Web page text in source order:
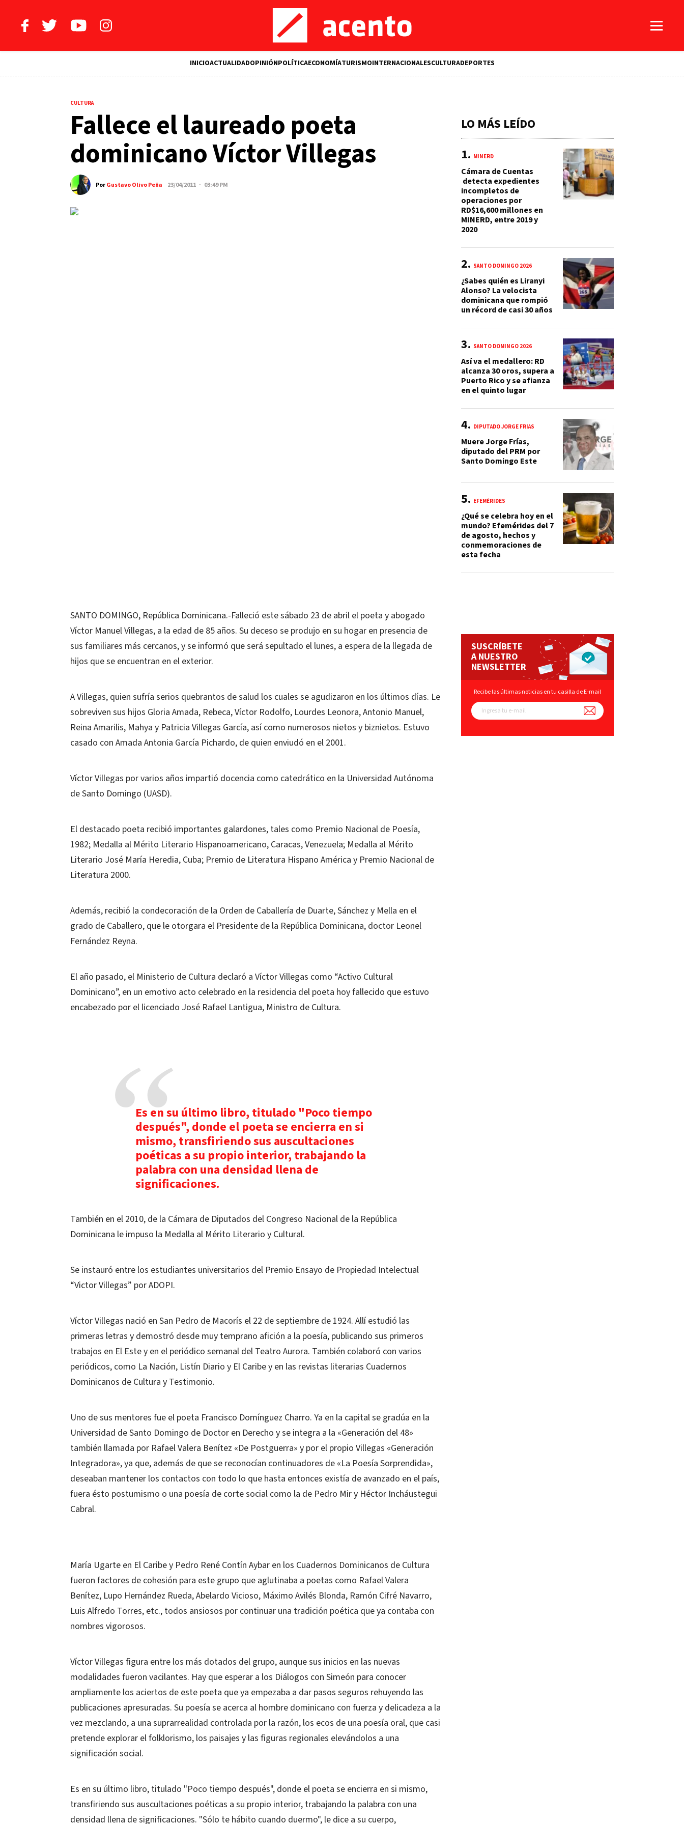
INICIOACTUALIDADOPINIÓNPOLÍTICAECONOMÍATURISMOINTERNACIONALESCULTURADEPORTES
CULTURA
Fallece el laureado poeta
dominicano Víctor Villegas
PorGustavo Olivo Peña 23/04/2011 · 03:49 PM
SANTO DOMINGO, República Dominicana.-Falleció este sábado 23 de abril el poeta y abogado
Víctor Manuel Villegas, a la edad de 85 años. Su deceso se produjo en su hogar en presencia de
sus familiares más cercanos, y se informó que será sepultado el lunes, a espera de la llegada de
hijos que se encuentran en el exterior.
A Villegas, quien sufría serios quebrantos de salud los cuales se agudizaron en los últimos días. Le
sobreviven sus hijos Gloria Amada, Rebeca, Víctor Rodolfo, Lourdes Leonora, Antonio Manuel,
Reina Amarilis, Mahya y Patricia Villegas García, así como numerosos nietos y biznietos. Estuvo
casado con Amada Antonia García Pichardo, de quien enviudó en el 2001.
Víctor Villegas por varios años impartió docencia como catedrático en la Universidad Autónoma
de Santo Domingo (UASD).
El destacado poeta recibió importantes galardones, tales como Premio Nacional de Poesía,
1982; Medalla al Mérito Literario Hispanoamericano, Caracas, Venezuela; Medalla al Mérito
Literario José María Heredia, Cuba; Premio de Literatura Hispano América y Premio Nacional de
Literatura 2000.
Además, recibió la condecoración de la Orden de Caballería de Duarte, Sánchez y Mella en el
grado de Caballero, que le otorgara el Presidente de la República Dominicana, doctor Leonel
Fernández Reyna.
El año pasado, el Ministerio de Cultura declaró a Víctor Villegas como “Activo Cultural
Dominicano”, en un emotivo acto celebrado en la residencia del poeta hoy fallecido que estuvo
encabezado por el licenciado José Rafael Lantigua, Ministro de Cultura.
Es en su último libro, titulado "Poco tiempo
después", donde el poeta se encierra en si
mismo, transfiriendo sus auscultaciones
poéticas a su propio interior, trabajando la
palabra con una densidad llena de
significaciones.
También en el 2010, de la Cámara de Diputados del Congreso Nacional de la República
Dominicana le impuso la Medalla al Mérito Literario y Cultural.
Se instauró entre los estudiantes universitarios del Premio Ensayo de Propiedad Intelectual
“Victor Villegas” por ADOPI.
Víctor Villegas nació en San Pedro de Macorís el 22 de septiembre de 1924. Allí estudió las
primeras letras y demostró desde muy temprano afición a la poesía, publicando sus primeros
trabajos en El Este y en el periódico semanal del Teatro Aurora. También colaboró con varios
periódicos, como La Nación, Listín Diario y El Caribe y en las revistas literarias Cuadernos
Dominicanos de Cultura y Testimonio.
Uno de sus mentores fue el poeta Francisco Domínguez Charro. Ya en la capital se gradúa en la
Universidad de Santo Domingo de Doctor en Derecho y se integra a la «Generación del 48»
también llamada por Rafael Valera Benítez «De Postguerra» y por el propio Villegas «Generación
Integradora», ya que, además de que se reconocían continuadores de «La Poesía Sorprendida»,
deseaban mantener los contactos con todo lo que hasta entonces existía de avanzado en el país,
fuera ésto postumismo o una poesía de corte social como la de Pedro Mir y Héctor Incháustegui
Cabral.
María Ugarte en El Caribe y Pedro René Contín Aybar en los Cuadernos Dominicanos de Cultura
fueron factores de cohesión para este grupo que aglutinaba a poetas como Rafael Valera
Benítez, Lupo Hernández Rueda, Abelardo Vicioso, Máximo Avilés Blonda, Ramón Cifré Navarro,
Luis Alfredo Torres, etc., todos ansiosos por continuar una tradición poética que ya contaba con
nombres vigorosos.
Víctor Villegas figura entre los más dotados del grupo, aunque sus inicios en las nuevas
modalidades fueron vacilantes. Hay que esperar a los Diálogos con Simeón para conocer
ampliamente los aciertos de este poeta que ya empezaba a dar pasos seguros rehuyendo las
publicaciones apresuradas. Su poesía se acerca al hombre dominicano con fuerza y delicadeza a la
vez mezclando, a una suprarrealidad controlada por la razón, los ecos de una poesía oral, que casi
pretende explorar el folklorismo, los paisajes y las figuras regionales elevándolos a una
significación social.
Es en su último libro, titulado "Poco tiempo después", donde el poeta se encierra en si mismo,
transfiriendo sus auscultaciones poéticas a su propio interior, trabajando la palabra con una
densidad llena de significaciones. "Sólo te hábito cuando duermo", le dice a su cuerpo,
LO MÁS LEÍDO
MINERD
Cámara de Cuentas
detecta expedientes
incompletos de
operaciones por
RD$16,600 millones en
MINERD, entre 2019 y
2020
SANTO DOMINGO 2026
¿Sabes quién es Liranyi
Alonso? La velocista
dominicana que rompió
un récord de casi 30 años
SANTO DOMINGO 2026
Así va el medallero: RD
alcanza 30 oros, supera a
Puerto Rico y se afianza
en el quinto lugar
DIPUTADO JORGE FRÍAS
Muere Jorge Frías,
diputado del PRM por
Santo Domingo Este
EFEMÉRIDES
¿Qué se celebra hoy en el
mundo? Efemérides del 7
de agosto, hechos y
conmemoraciones de
esta fecha
SUSCRÍBETE
A NUESTRO
NEWSLETTER
Recibe las últimas noticias en tu casilla de E-mail